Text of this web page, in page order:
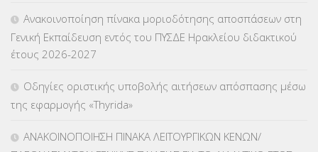
ΚΠγ – ΚΡΑΤΙΚΟ ΠΙΣΤΟΠΟΙΗΤΙΚΟ ΓΛΩΣΣΟΜΑΘΕΙΑΣ(135)
ΚΠπ- ΚΡΑΤΙΚΟ ΠΙΣΤΟΠΟΙΗΤΙΚΟ ΠΛΗΡΟΦΟΡΙΚΗΣ
ΛΟΙΠΑ(309)
Ανακοινοποίηση πίνακα μοριοδότησης αποσπάσεων στη
Γενική Εκπαίδευση εντός του ΠΥΣΔΕ Ηρακλείου διδακτικού
έτους 2026-2027
Οδηγίες οριστικής υποβολής αιτήσεων απόσπασης μέσω
της εφαρμογής «Thyrida»
ΑΝΑΚΟΙΝΟΠΟΙΗΣΗ ΠΙΝΑΚΑ ΛΕΙΤΟΥΡΓΙΚΩΝ ΚΕΝΩΝ/